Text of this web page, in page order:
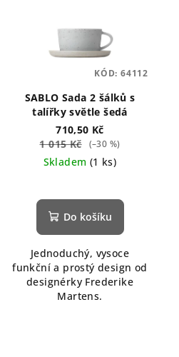
SABLO Sada 2 šálků s
talířky světle šedá
710,50 Kč
1 015 Kč
(–30 %)
Skladem (1 ks)
Do košíku
Jednoduchý, vysoce
funkční a prostý design od
designérky Frederike
Martens.
KÓD: 64112